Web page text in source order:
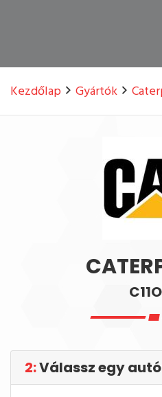
Kezdőlap Gyártók
2:Válassz egy